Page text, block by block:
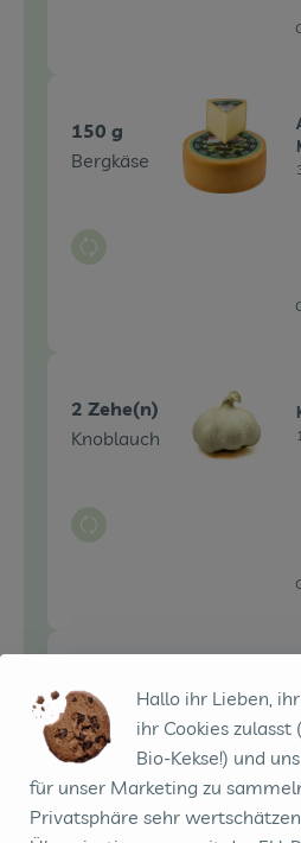
150 g
Bergkäse
Auswahl ändern
2 Zehe(n)
Knoblauch
Auswahl ändern
1 Stk
Rezept
Auswahl ändern
Hallo ihr Lieben,
ihr Cookies zulasst
Bio-Kekse!) und
für unser Marketing zu
Privatsphäre sehr